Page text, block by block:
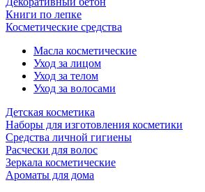
Книги по лепке
Косметические средства
Масла косметические
Уход за лицом
Уход за телом
Уход за волосами
Детская косметика
Наборы для изготовления косметики
Средства личной гигиены
Расчески для волос
Зеркала косметические
Ароматы для дома